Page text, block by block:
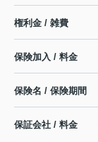
権利金 / 雑費
保険加入 / 料金
保険名 / 保険期間
保証会社 / 料金